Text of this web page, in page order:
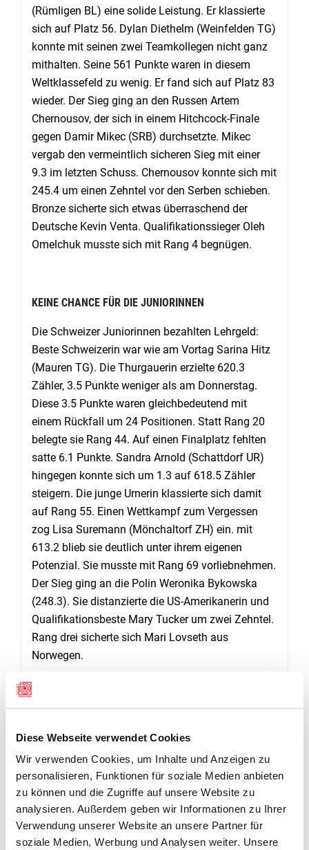
Diese Webseite verwendet Cookies
Wir verwenden Cookies, um Inhalte und Anzeigen zu
personalisieren, Funktionen für soziale Medien anbieten
zu können und die Zugriffe auf unsere Website zu
analysieren. Außerdem geben wir Informationen zu Ihrer
Verwendung unserer Website an unsere Partner für
soziale Medien, Werbung und Analysen weiter. Unsere
(Rümligen BL) eine solide Leistung. Er klassierte
sich auf Platz 56. Dylan Diethelm (Weinfelden TG)
konnte mit seinen zwei Teamkollegen nicht ganz
mithalten. Seine 561 Punkte waren in diesem
Weltklassefeld zu wenig. Er fand sich auf Platz 83
wieder. Der Sieg ging an den Russen Artem
Chernousov, der sich in einem Hitchcock-Finale
gegen Damir Mikec (SRB) durchsetzte. Mikec
vergab den vermeintlich sicheren Sieg mit einer
9.3 im letzten Schuss. Chernousov konnte sich mit
245.4 um einen Zehntel vor den Serben schieben.
Bronze sicherte sich etwas überraschend der
Deutsche Kevin Venta. Qualifikationssieger Oleh
Omelchuk musste sich mit Rang 4 begnügen.
KEINE CHANCE FÜR DIE JUNIORINNEN
Die Schweizer Juniorinnen bezahlten Lehrgeld:
Beste Schweizerin war wie am Vortag Sarina Hitz
(Mauren TG). Die Thurgauerin erzielte 620.3
Zähler, 3.5 Punkte weniger als am Donnerstag.
Diese 3.5 Punkte waren gleichbedeutend mit
einem Rückfall um 24 Positionen. Statt Rang 20
belegte sie Rang 44. Auf einen Finalplatz fehlten
satte 6.1 Punkte. Sandra Arnold (Schattdorf UR)
hingegen konnte sich um 1.3 auf 618.5 Zähler
steigern. Die junge Urnerin klassierte sich damit
auf Rang 55. Einen Wettkampf zum Vergessen
zog Lisa Suremann (Mönchaltorf ZH) ein. mit
613.2 blieb sie deutlich unter ihrem eigenen
Potenzial. Sie musste mit Rang 69 vorliebnehmen.
Der Sieg ging an die Polin Weronika Bykowska
(248.3). Sie distanzierte die US-Amerikanerin und
Qualifikationsbeste Mary Tucker um zwei Zehntel.
Rang drei sicherte sich Mari Lovseth aus
Norwegen.
6.5 PUNKTE FEHLEN FÜR DEN FINAL
Sven Riedo (Tafers FR) konnte im zweiten
Luftgewehr-Wettkampf der Junioren das Niveau
des ersten Wettkampfs zwar nicht ganz halten.
Mit 620.3 Punkten und Rang 25 hielt er sich aber
achtbar. Auf einen Finalplatz fehlte mit 6.5
Zählern dennoch eine ganze Menge. Die